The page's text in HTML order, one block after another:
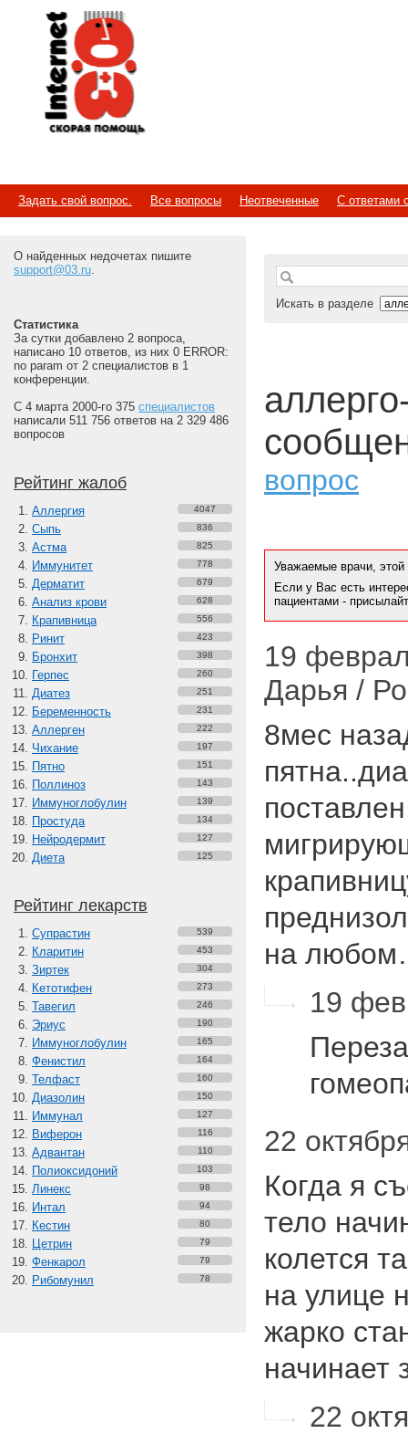
Internet
Скорая помощь
Задать свой вопрос. Все вопросы Неотвеченные С ответами
О найденных недочетах пишите
support@03.ru.
Статистика
За сутки добавлено 2 вопроса,
написано 10 ответов, из них 0 ERROR:
no param от 2 специалистов в 1
конференции.
С 4 марта 2000-го 375 специалистов
написали 511 756 ответов на 2 329 486
вопросов
Рейтинг жалоб
Аллергия 4047
Сыпь 836
Астма 825
Иммунитет 778
Дерматит 679
Анализ крови 628
Крапивница 556
Ринит 423
Бронхит 398
Герпес 260
Диатез 251
Беременность 231
Аллерген 222
Чихание 197
Пятно 151
Поллиноз 143
Иммуноглобулин 139
Простуда 134
Нейродермит 127
Диета 125
Рейтинг лекарств
Супрастин 539
Кларитин 453
Зиртек 304
Кетотифен 273
Тавегил 246
Эриус 190
Иммуноглобулин 165
Фенистил 164
Телфаст 160
Диазолин 150
Иммунал 127
Виферон 116
Адвантан 110
Полиоксидоний 103
Линекс 98
Интал 94
Кестин 80
Цетрин 79
Фенкарол 79
Рибомунил 78
Искать в разделе
вопрос
Уважаемые врачи, этой
Если у Вас есть
пациентами -
19
Дарья /
8мес
на
19
22
Когда я
тело
колется
на улице
жарко
22